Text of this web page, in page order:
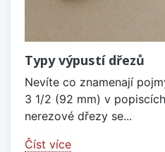
Typy výpustí dřezů
Nevíte co znamenají
3 1/2 (92 mm) v
nerezové dřezy se...
Číst více